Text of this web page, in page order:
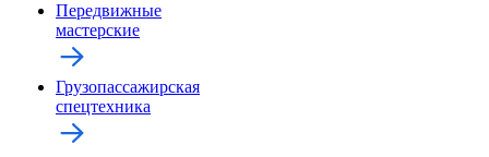
Передвижные
мастерские
Грузопассажирская
спецтехника